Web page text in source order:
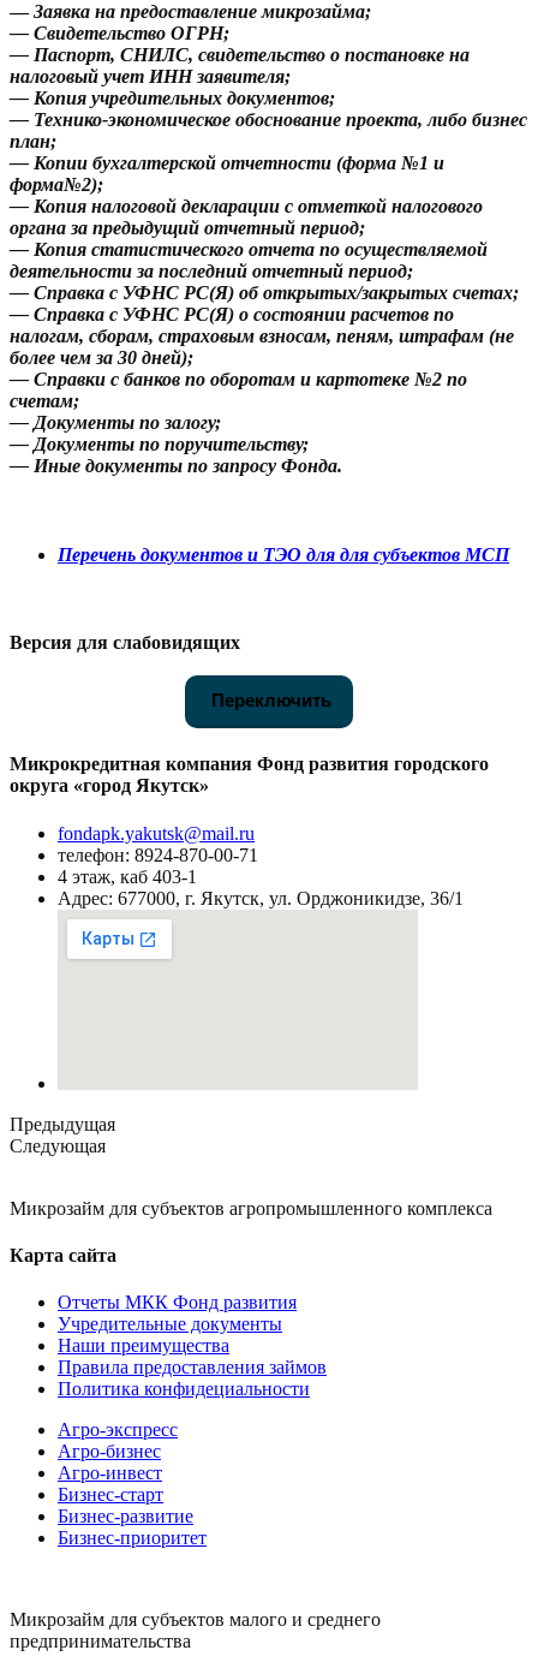
—Заявка на предоставление микрозайма;
— Свидетельство ОГРН;
— Паспорт, СНИЛС, свидетельство о постановке на
налоговый учет ИНН заявителя;
— Копия учредительных документов;
— Технико-экономическое обоснование проекта, либо бизнес
план;
— Копии бухгалтерской отчетности (форма №1 и
форма№2);
— Копия налоговой декларации с отметкой налогового
органа за предыдущий отчетный период;
— Копия статистического отчета по осуществляемой
деятельности за последний отчетный период;
— Справка с УФНС РС(Я) об открытых/закрытых счетах;
— Справка с УФНС РС(Я) о состоянии расчетов по
налогам, сборам, страховым взносам, пеням, штрафам (не
более чем за 30 дней);
— Справки с банков по оборотам и картотеке №2 по
счетам;
— Документы по залогу;
— Документы по поручительству;
— Иные документы по запросу Фонда.
Перечень документов и ТЭО для для субъектов МСП
Версия для слабовидящих
Переключить
Микрокредитная компания Фонд развития городского
округа «город Якутск»
fondapk.yakutsk@mail.ru
телефон: 8924-870-00-71
4 этаж, каб 403-1
Адрес: 677000, г. Якутск, ул. Орджоникидзе, 36/1
Предыдущая
Следующая
Микрозайм для субъектов агропромышленного комплекса
Карта сайта
Отчеты МКК Фонд развития
Учредительные документы
Наши преимущества
Правила предоставления займов
Политика конфидециальности
Агро-экспресс
Агро-бизнес
Агро-инвест
Бизнес-старт
Бизнес-развитие
Бизнес-приоритет
Микрозайм для субъектов малого и среднего
предпринимательства